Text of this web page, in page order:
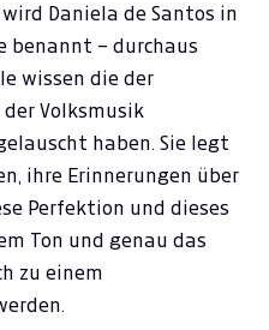
Daniela de Santos in
benannt – durchaus
wissen die der
Volksmusik
haben. Sie legt
ihre Erinnerungen über
Perfektion und dieses
Ton und genau das
zu einem